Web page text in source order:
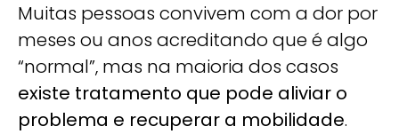
Muitas pessoas convivem com a dor por
meses ou anos acreditando que é algo
“normal”, mas na maioria dos casos
existe tratamento que pode aliviar o
problema e recuperar a mobilidade.